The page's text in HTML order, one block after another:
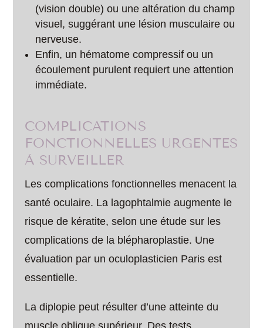
(vision double) ou une altération du champ
visuel, suggérant une lésion musculaire ou
nerveuse.
Enfin, un hématome compressif ou un
écoulement purulent requiert une attention
immédiate.
COMPLICATIONS
FONCTIONNELLES URGENTES
À SURVEILLER
Les complications fonctionnelles menacent la
santé oculaire. La lagophtalmie augmente le
risque de kératite, selon une étude sur les
complications de la blépharoplastie. Une
évaluation par un oculoplasticien Paris est
essentielle.
La diplopie peut résulter d’une atteinte du
muscle oblique supérieur. Des tests